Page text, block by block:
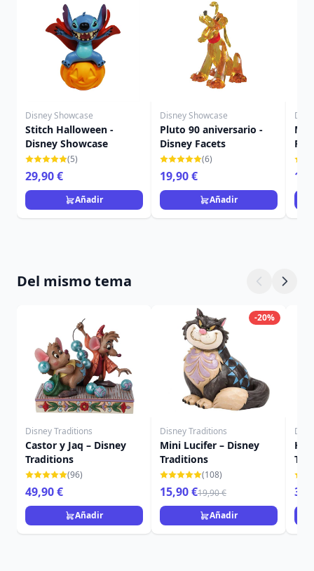
Disney Showcase
Stitch Halloween -
Disney Showcase
(5)
29,90 €
Añadir
Disney Showcase
Pluto 90 aniversario -
Disney Facets
(6)
19,90 €
Añadir
Del mismo tema
Disney Traditions
Castor y Jaq – Disney
Traditions
(96)
49,90 €
Añadir
-20%
Disney Traditions
Mini Lucifer – Disney
Traditions
(108)
15,90 €19,90 €
Añadir